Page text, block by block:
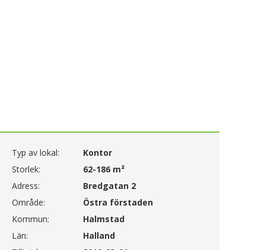
Typ av lokal:
Kontor
Storlek:
62-186 m²
Adress:
Bredgatan 2
Område:
Östra förstaden
Kommun:
Halmstad
Län:
Halland